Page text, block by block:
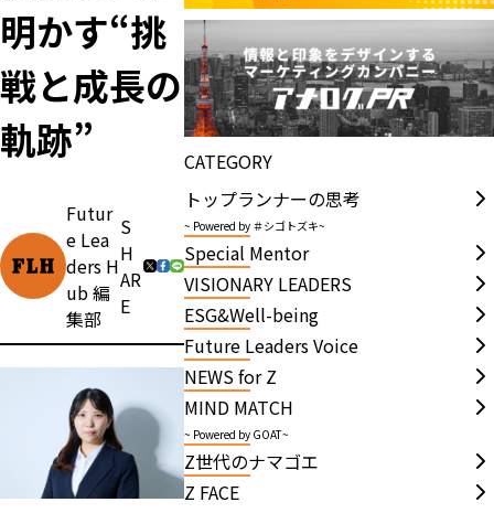
明かす“挑
戦と成長の
軌跡”
Futur
e Lea
ders H
ub 編
集部
S
H
AR
E
CATEGORY
トップランナーの思考
~ Powered by ＃シゴトズキ~
Special Mentor
VISIONARY LEADERS
ESG&Well-being
Future Leaders Voice
NEWS for Z
MIND MATCH
~ Powered by GOAT~
Z世代のナマゴエ
Z FACE